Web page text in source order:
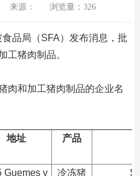
来源： 浏览量：326
品局（SFA）发布消息，批
工猪肉制品。
和加工猪肉制品的企业名
地址 产品
Guemes y
冷冻猪